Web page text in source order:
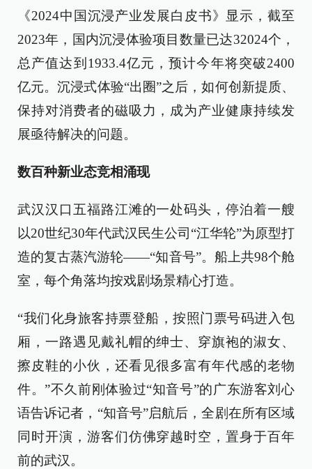
《2024中国沉浸产业发展白皮书》显示，截至
2023年，国内沉浸体验项目数量已达32024个，
总产值达到1933.4亿元，预计今年将突破2400
亿元。沉浸式体验“出圈”之后，如何创新提质、
保持对消费者的磁吸力，成为产业健康持续发
展亟待解决的问题。
数百种新业态竞相涌现
武汉汉口五福路江滩的一处码头，停泊着一艘
以20世纪30年代武汉民生公司“江华轮”为原型打
造的复古蒸汽游轮——“知音号”。船上共98个舱
室，每个角落均按戏剧场景精心打造。
“我们化身旅客持票登船，按照门票号码进入包
厢，一路遇见戴礼帽的绅士、穿旗袍的淑女、
擦皮鞋的小伙，还看见很多富有年代感的老物
件。”不久前刚体验过“知音号”的广东游客刘心
语告诉记者，“知音号”启航后，全剧在所有区域
同时开演，游客们仿佛穿越时空，置身于百年
前的武汉。